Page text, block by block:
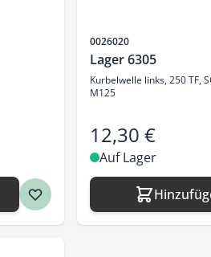
Artikelnr.
0026020
Lager 6305
Kurbelwelle links, 250 TF,
M125
12,30 €
Auf Lager